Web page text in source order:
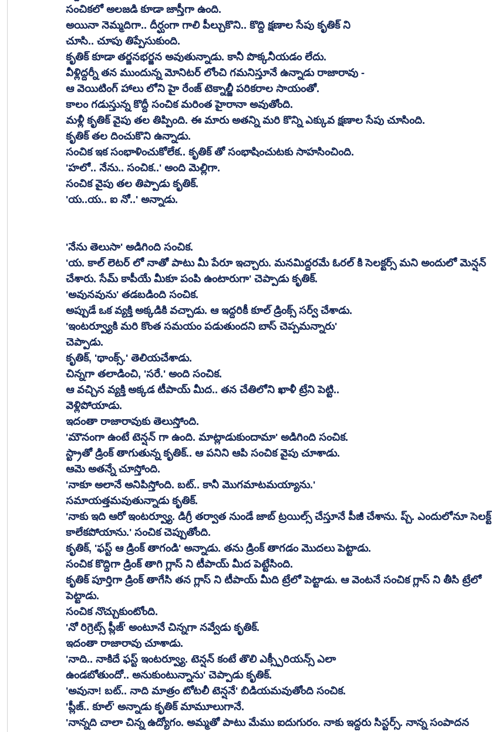
సంచికలో అలజడి కూడా జాస్తీగా ఉంది.
అయినా నెమ్మదిగా.. దీర్ఘంగా గాలి పీల్చుకొని.. కొద్ది క్షణాల సేపు కృతిక్ ని
చూసి.. చూపు తిప్పేసుకుంది.
కృతిక్ కూడా తర్జనభర్జన అవుతున్నాడు. కానీ పొక్కనీయడం లేదు.
వీళ్లిద్దర్నీ తన ముందున్న మోనిటర్ లోంచి గమనిస్తూనే ఉన్నాడు రాజారావు -
ఆ వెయిటింగ్ హాలు లోని హై రేంజ్ టెక్నాల్జీ పరికరాల సాయంతో.
కాలం గడుస్తున్న కొద్దీ సంచిక మరింత హైరానా అవుతోంది.
మళ్లీ కృతిక్ వైపు తల తిప్పింది. ఈ మారు అతన్ని మరి కొన్ని ఎక్కువ క్షణాల సేపు చూసింది.
కృతిక్ తల దించుకొని ఉన్నాడు.
సంచిక ఇక సంభాళించుకోలేక.. కృతిక్ తో సంభాషించుటకు సాహసించింది.
'హలో.. నేను.. సంచిక..' అంది మెల్లిగా.
సంచిక వైపు తల తిప్పాడు కృతిక్.
'య..య.. ఐ నో..' అన్నాడు.
'నేను తెలుసా' అడిగింది సంచిక.
'య. కాల్ లెటర్ లో నాతో పాటు మీ పేరూ ఇచ్చారు. మనమిద్దరమే ఓరల్ కి సెలక్టర్స్ మని అందులో మెన్షన్
చేశారు. సేమ్ కాపీయే మీకూ పంపి ఉంటారుగా' చెప్పాడు కృతిక్.
'అవునవును' తడబడింది సంచిక.
అప్పుడే ఒక వ్యక్తి అక్కడికి వచ్చాడు. ఆ ఇద్దరికీ కూల్ డ్రింక్స్ సర్వ్ చేశాడు.
'ఇంటర్వ్యూకి మరి కొంత సమయం పడుతుందని బాస్ చెప్పమన్నారు'
చెప్పాడు.
కృతిక్, 'థాంక్స్.' తెలియచేశాడు.
చిన్నగా తలాడించి, 'సరే.' అంది సంచిక.
ఆ వచ్చిన వ్యక్తి అక్కడ టీపాయ్ మీద.. తన చేతిలోని ఖాళీ ట్రేని పెట్టి..
వెళ్లిపోయాడు.
ఇదంతా రాజారావుకు తెలుస్తోంది.
'మౌనంగా ఉంటే టెన్షన్ గా ఉంది. మాట్లాడుకుందామా' అడిగింది సంచిక.
స్ట్రాతో డ్రింక్ తాగుతున్న కృతిక్.. ఆ పనిని ఆపి సంచిక వైపు చూశాడు.
ఆమె అతన్నే చూస్తోంది.
'నాకూ అలానే అనిపిస్తోంది. బట్.. కానీ మొగమాటమయ్యాను.'
సమాయత్తమవుతున్నాడు కృతిక్.
'నాకు ఇది ఆరో ఇంటర్వ్యూ. డిగ్రీ తర్వాత నుండే జాబ్ ట్రయిల్స్ చేస్తూనే పీజీ చేశాను. ప్చ్. ఎందులోనూ సెలక్ట్
కాలేకపోయాను.' సంచిక చెప్పుతోంది.
కృతిక్, 'ఫస్ట్ ఆ డ్రింక్ తాగండి' అన్నాడు. తను డ్రింక్ తాగడం మొదలు పెట్టాడు.
సంచిక కొద్దిగా డ్రింక్ తాగి గ్లాస్ ని టీపాయ్ మీద పెట్టేసింది.
కృతిక్ పూర్తిగా డ్రింక్ తాగేసి తన గ్లాస్ ని టీపాయ్ మీది ట్రేలో పెట్టాడు. ఆ వెంటనే సంచిక గ్లాస్ ని తీసి ట్రేలో
పెట్టాడు.
సంచిక నొచ్చుకుంటోంది.
'నో రిగ్రెట్స్ ప్లీజ్' అంటూనే చిన్నగా నవ్వేడు కృతిక్.
ఇదంతా రాజారావు చూశాడు.
'నాది.. నాకిదే ఫస్ట్ ఇంటర్వ్యూ. టెన్షన్ కంటే తొలి ఎక్స్పీరియన్స్ ఎలా
ఉండబోతుందో.. అనుకుంటున్నాను' చెప్పాడు కృతిక్.
'అవునా! బట్.. నాది మాత్రం టోటలీ టెన్షనే' బిడియమవుతోంది సంచిక.
'ప్లీజ్.. కూల్' అన్నాడు కృతిక్ మామూలుగానే.
'నాన్నది చాలా చిన్న ఉద్యోగం. అమ్మతో పాటు మేము ఐదుగురం. నాకు ఇద్దరు సిస్టర్స్. నాన్న సంపాదన